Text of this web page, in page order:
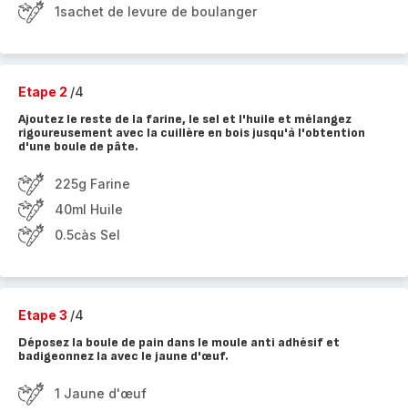
1sachet de levure de boulanger
Etape 2 /4
Ajoutez le reste de la farine, le sel et l'huile et mélangez
rigoureusement avec la cuillère en bois jusqu'à l'obtention
d'une boule de pâte.
225g Farine
40ml Huile
0.5càs Sel
Etape 3 /4
Déposez la boule de pain dans le moule anti adhésif et
badigeonnez la avec le jaune d'œuf.
1 Jaune d'œuf